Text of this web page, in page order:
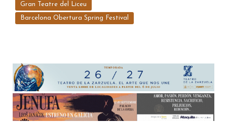
Gran Teatre del Liceu
Barcelona Obertura Spring Festival